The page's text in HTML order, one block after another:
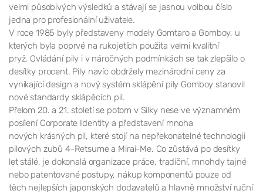
velmi působivých výsledků a stávají se jasnou volbou číslo
jedna pro profesionální uživatele.
V roce 1985 byly představeny modely Gomtaro a Gomboy, u
kterých byla poprvé na rukojetích použita velmi kvalitní
pryž. Ovládání pily i v náročných podmínkách se tak zlepšilo o
desítky procent. Pily navíc obdržely mezinárodní ceny za
vynikající design a nový systém sklápění pily Gomboy stanovil
nové standardy sklápěcích pil.
Přelom 20. a 21. století se potom v Silky nese ve významném
posílení Corporate Identity a představení mnoha
nových krásných pil, které stojí na nepřekonatelné technologii
pilových zubů 4-Retsume a Mirai-Me. Co zůstává po desítky
let stálé, je dokonalá organizace práce, tradiční, mnohdy tajné
nebo patentované postupy, nákup komponentů pouze od
těch nejlepších japonských dodavatelů a hlavně množství ruční